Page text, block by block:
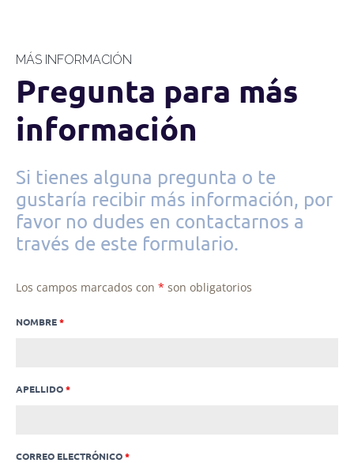
MÁS INFORMACIÓN
Pregunta para más
información
Si tienes alguna pregunta o te
gustaría recibir más información, por
favor no dudes en contactarnos a
través de este formulario.
Los campos marcados con * son obligatorios
NOMBRE*
APELLIDO*
CORREO ELECTRÓNICO*